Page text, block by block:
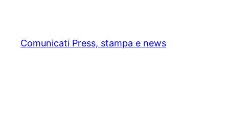
content
Comunicati Press, stampa e news